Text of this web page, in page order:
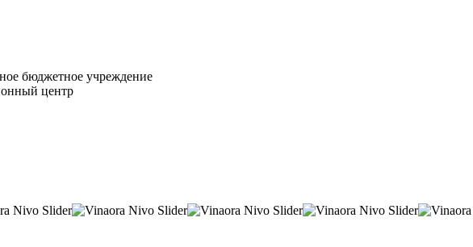
бюджетное учреждение
центр